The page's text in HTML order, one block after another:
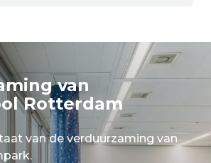
van
Rotterdam
van de verduurzaming van